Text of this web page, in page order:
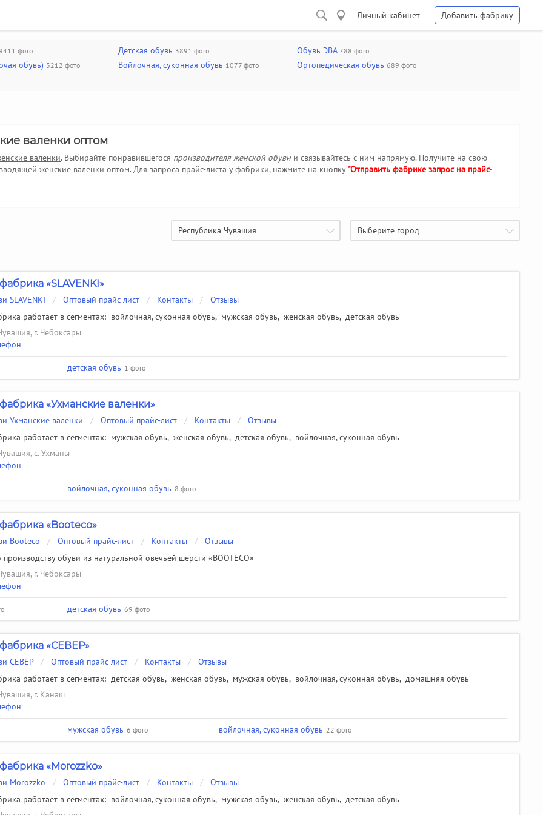
Личный кабинет Добавить фабрику
фото Детская обувь 3891 фото Обувь ЭВА 788 фото
обувь) 3212 фото Войлочная, суконная обувь 1077 фото Ортопедическая обувь 689 фото
валенки оптом
валенки. Выбирайте понравившегося производителя женской обувии связывайтесь с ним напрямую. Получите на свою
женские валенки оптом. Для запроса прайс-листа у фабрики, нажмите на кнопку "Отправить фабрике запрос на прайс-
Республика Чувашия Выберите город
«SLAVENKI»
SLAVENKI / Оптовый прайс-лист / Контакты /
Отзывы
работает в сегментах: войлочная, суконная обувь, мужская обувь, женская обувь, детская обувь
г. Чебоксары
детская обувь 1 фото
«Ухманские валенки»
Ухманские валенки / Оптовый прайс-лист / Контакты /
Отзывы
работает в сегментах: мужская обувь, женская обувь, детская обувь, войлочная, суконная обувь
с. Ухманы
войлочная, суконная обувь 8 фото
«Booteco»
Booteco / Оптовый прайс-лист / Контакты /
Отзывы
обуви из натуральной овечьей шерсти «BOOTECO»
г. Чебоксары
детская обувь 69 фото
«СЕВЕР»
СЕВЕР / Оптовый прайс-лист / Контакты /
Отзывы
работает в сегментах: детская обувь, женская обувь, мужская обувь, войлочная, суконная обувь, домашняя обувь
г. Канаш
мужская обувь 6 фото войлочная, суконная обувь 22 фото
«Morozzko»
Morozzko / Оптовый прайс-лист / Контакты /
Отзывы
работает в сегментах: войлочная, суконная обувь, мужская обувь, женская обувь, детская обувь